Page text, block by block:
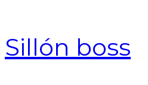
Sillón boss